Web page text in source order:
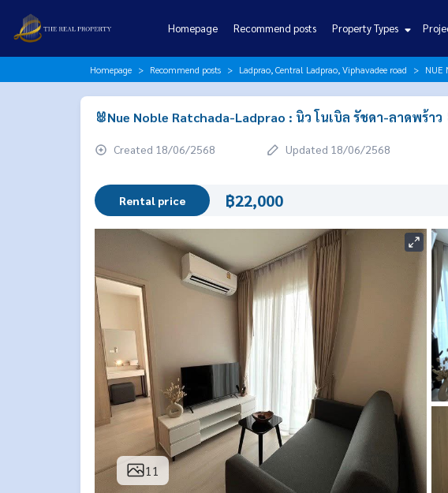
Homepage Recommend posts Property Types
Homepage Recommend posts Ladprao, Central Ladprao, Viphavadee road NUE
🐰Nue Noble Ratchada-Ladprao : นิว โนเบิล รัชดา-ลาดพร้าว
Created 18/06/2568 Updated 18/06/2568
Rental price ฿22,000
11